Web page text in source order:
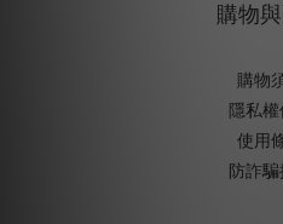
購物
購物
隱私
使用
防詐